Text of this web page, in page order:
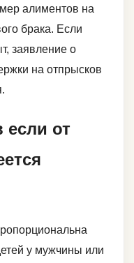
алиментов на
брака. Если
заявление о
на отпрысков
если от
у мужчины или